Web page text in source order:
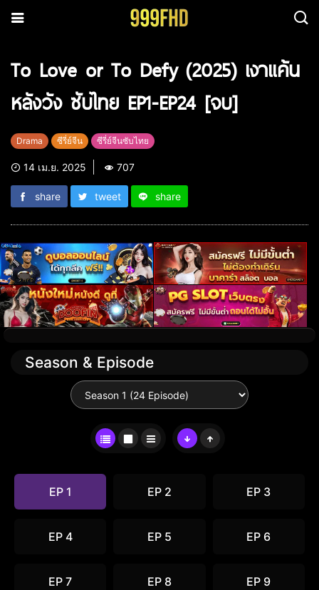
To Love or To Defy (2025) เงาแค้น
หลังวัง ซับไทย EP1-EP24 [จบ]
Drama ซีรี่ย์จีน ซีรี่ย์จีนซับไทย
14 เม.ย. 2025 707
share tweet share
Season & Episode
EP 1 EP 2 EP 3
EP 4 EP 5 EP 6
EP 7 EP 8 EP 9